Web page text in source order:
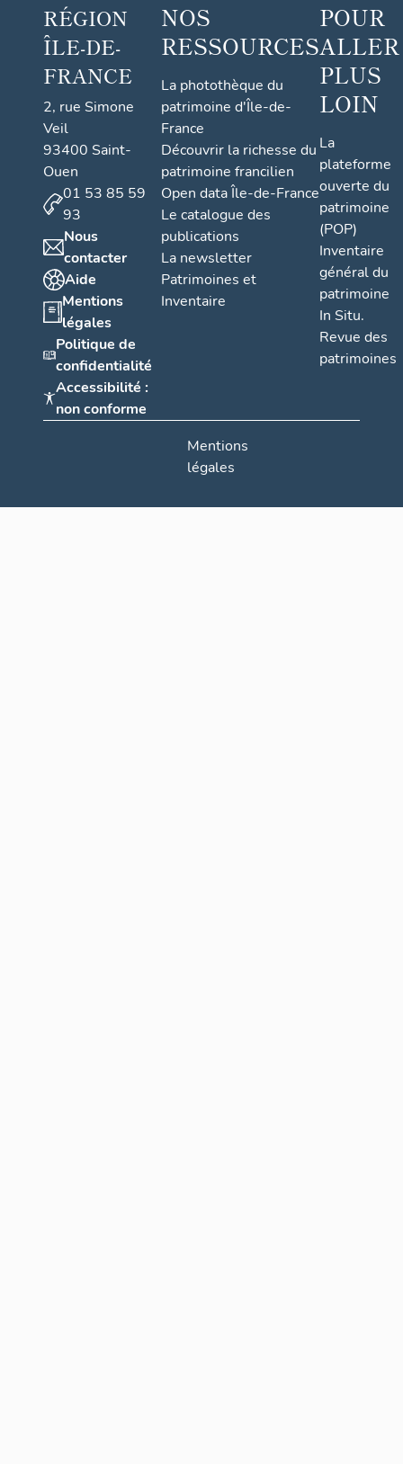
RÉGION
ÎLE-DE-
FRANCE
2, rue Simone
Veil
93400 Saint-
Ouen
01 53 85 59
93
Nous
contacter
Aide
Mentions
légales
Politique de
confidentialité
Accessibilité :
non conforme
NOS
RESSOURCES
La photothèque du
patrimoine d'Île-de-
France
Découvrir la richesse du
patrimoine francilien
Open data Île-de-France
Le catalogue des
publications
La newsletter
Patrimoines et
Inventaire
POUR
ALLER
PLUS
LOIN
La
plateforme
ouverte du
patrimoine
(POP)
Inventaire
général du
patrimoine
In Situ.
Revue des
patrimoines
Mentions
légales